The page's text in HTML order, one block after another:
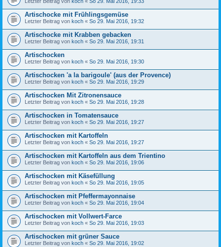
Letzter Beitrag von koch « So 29. Mai 2016, 19:33
Artischocke mit Frühlingsgemüse
Letzter Beitrag von koch « So 29. Mai 2016, 19:32
Artischocke mit Krabben gebacken
Letzter Beitrag von koch « So 29. Mai 2016, 19:31
Artischocken
Letzter Beitrag von koch « So 29. Mai 2016, 19:30
Artischocken 'a la barigoule' (aus der Provence)
Letzter Beitrag von koch « So 29. Mai 2016, 19:29
Artischocken Mit Zitronensauce
Letzter Beitrag von koch « So 29. Mai 2016, 19:28
Artischocken in Tomatensauce
Letzter Beitrag von koch « So 29. Mai 2016, 19:27
Artischocken mit Kartoffeln
Letzter Beitrag von koch « So 29. Mai 2016, 19:27
Artischocken mit Kartoffeln aus dem Trientino
Letzter Beitrag von koch « So 29. Mai 2016, 19:06
Artischocken mit Käsefüllung
Letzter Beitrag von koch « So 29. Mai 2016, 19:05
Artischocken mit Pfeffermayonnaise
Letzter Beitrag von koch « So 29. Mai 2016, 19:04
Artischocken mit Vollwert-Farce
Letzter Beitrag von koch « So 29. Mai 2016, 19:03
Artischocken mit grüner Sauce
Letzter Beitrag von koch « So 29. Mai 2016, 19:02